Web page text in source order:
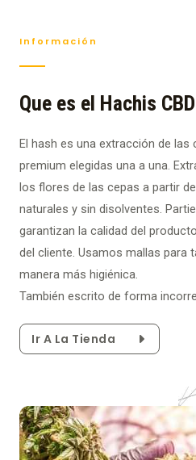
Información
Que es el Hachis CBD
El hash es una extracción de las
premium elegidas una a una.
los flores de las cepas a partir
naturales y sin disolventes.
garantizan la calidad del
del cliente. Usamos mallas para
manera más higiénica.
También escrito de forma
Ir A La Tienda